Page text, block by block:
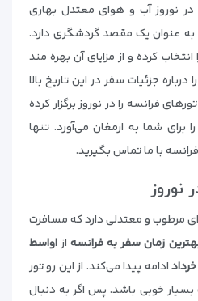
در نوروز آب و هوای معتدل بهاری
به عنوان یک مقصد گردشگری دارد.
انتخاب کرده و از مزایای آن بهره مند
جزئیات سفر در این تاریخ بالا
فرانسه را در نوروز برگزار کرده
برای شما به ارمغان می‌آورد. تنها
با ما تماس بگیرید.
نوروز
مرطوب و معتدلی دارد که مسافرت
زمان سفر به فرانسهازاواسط
ادامه پیدا می‌کند. از این رو تور
بسیار خوبی باشد. پس اگر به دنبال